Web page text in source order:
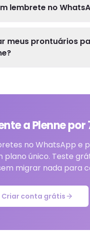
lembrete no
meus prontuários
a Plenne por
no WhatsApp e
plano único. Teste
migrar nada para
Criar conta grátis